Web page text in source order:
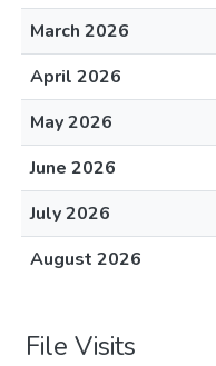
March 2026
April 2026
May 2026
June 2026
July 2026
August 2026
File Visits